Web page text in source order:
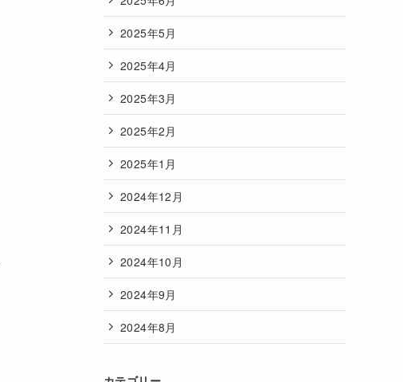
2025年5月
2025年4月
2025年3月
2025年2月
2025年1月
2024年12月
2024年11月
2024年10月
2024年9月
2024年8月